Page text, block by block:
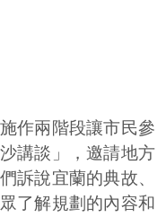
作兩階段讓市民參
講談」，邀請地方
訴說宜蘭的典故、
了解規劃的內容和